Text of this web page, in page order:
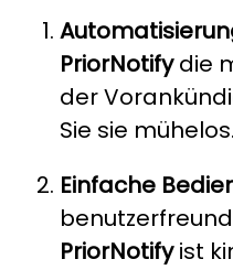
PriorNotifydie
der
Sie sie mühelos.
Einfache
PriorNotifyist